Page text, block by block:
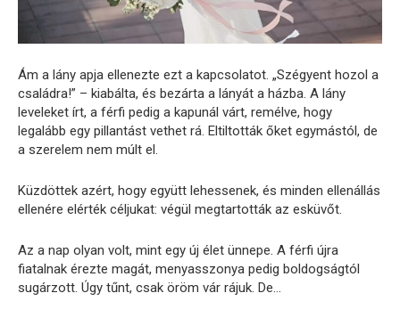
Ám a lány apja ellenezte ezt a kapcsolatot. „Szégyent hozol a
családra!” – kiabálta, és bezárta a lányát a házba. A lány
leveleket írt, a férfi pedig a kapunál várt, remélve, hogy
legalább egy pillantást vethet rá. Eltiltották őket egymástól, de
a szerelem nem múlt el.
Küzdöttek azért, hogy együtt lehessenek, és minden ellenállás
ellenére elérték céljukat: végül megtartották az esküvőt.
Az a nap olyan volt, mint egy új élet ünnepe. A férfi újra
fiatalnak érezte magát, menyasszonya pedig boldogságtól
sugárzott. Úgy tűnt, csak öröm vár rájuk. De…